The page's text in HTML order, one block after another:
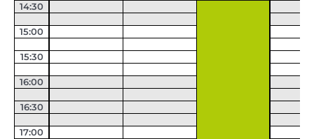
14:30
15:00
15:30
16:00
16:30
17:00